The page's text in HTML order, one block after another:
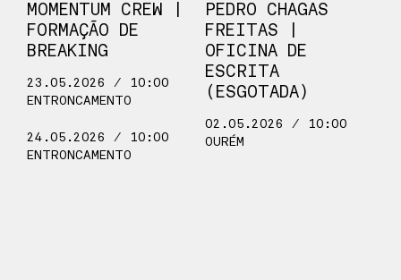
MOMENTUM CREW |
FORMAÇÃO DE
BREAKING
23.05.2026 / 10:00
ENTRONCAMENTO
24.05.2026 / 10:00
ENTRONCAMENTO
PEDRO CHAGAS
FREITAS |
OFICINA DE
ESCRITA
(ESGOTADA)
02.05.2026 / 10:00
OURÉM